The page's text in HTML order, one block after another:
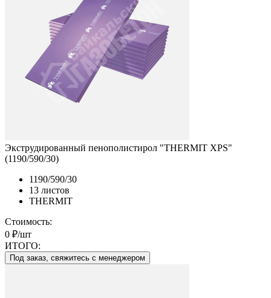
Экструдированный пенополистирол "THERMIT XPS"
(1190/590/30)
1190/590/30
13 листов
THERMIT
Стоимость:
0 ₽/шт
ИТОГО:
Под заказ, свяжитесь с менеджером